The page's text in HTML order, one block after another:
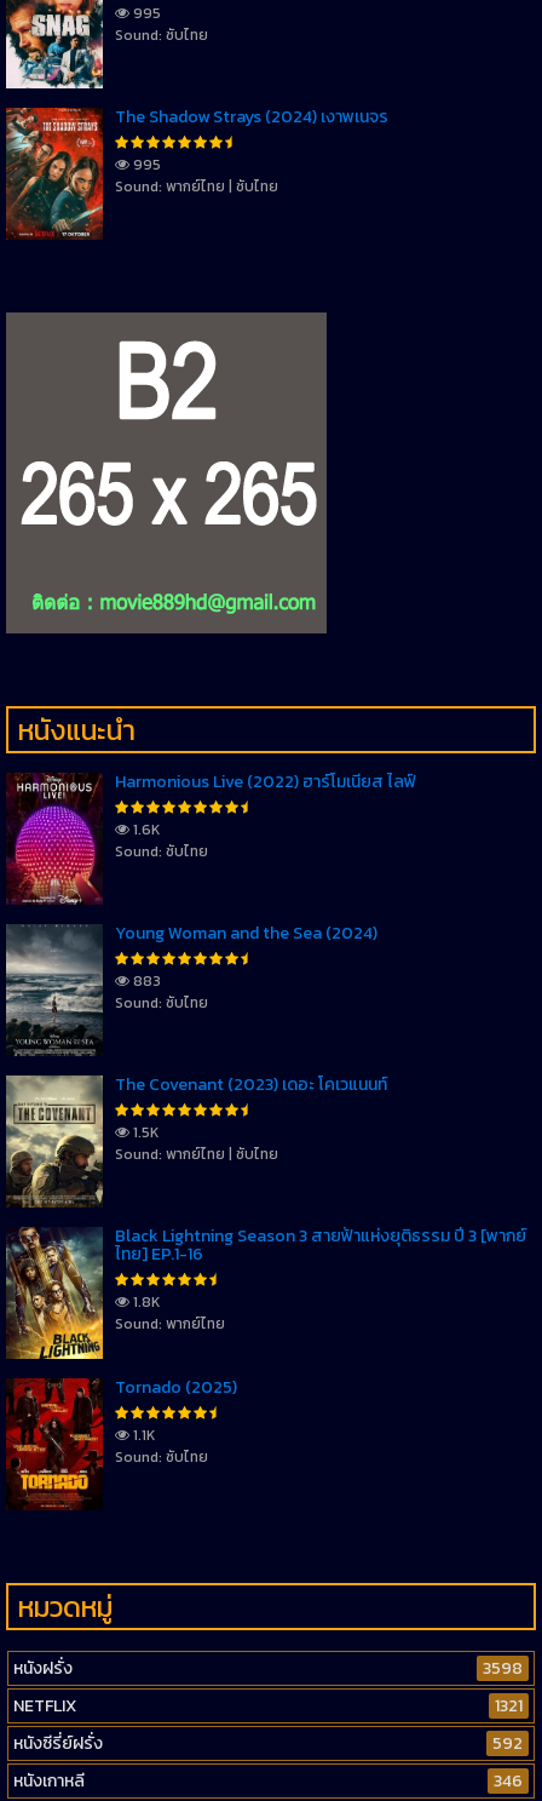
995
Sound: ซับไทย
The Shadow Strays (2024) เงาพเนจร
995
Sound: พากย์ไทย | ซับไทย
หนังแนะนำ
Harmonious Live (2022) ฮาร์โมเนียส ไลฟ์
1.6K
Sound: ซับไทย
Young Woman and the Sea (2024)
883
Sound: ซับไทย
The Covenant (2023) เดอะ โคเวแนนท์
1.5K
Sound: พากย์ไทย | ซับไทย
Black Lightning Season 3 สายฟ้าแห่งยุติธรรม ปี 3 [พากย์
ไทย] EP.1-16
1.8K
Sound: พากย์ไทย
Tornado (2025)
1.1K
Sound: ซับไทย
หมวดหมู่
หนังฝรั่ง
3598
NETFLIX
1321
หนังซีรี่ย์ฝรั่ง
592
หนังเกาหลี
346